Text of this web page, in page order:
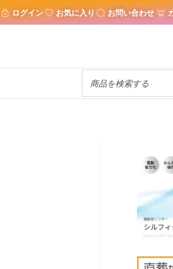
ログイン お気に入り お問い合わせ